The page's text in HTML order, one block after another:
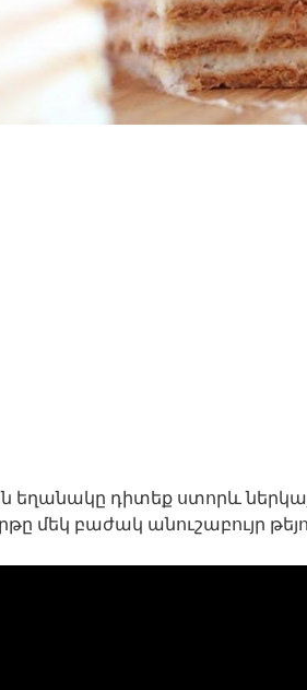
դիտեք ստորև
մեկ բաժակ անուշաբույր